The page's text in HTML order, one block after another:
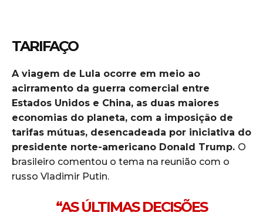
TARIFAÇO
A viagem de Lula ocorre em meio ao
acirramento da guerra comercial entre
Estados Unidos e China, as duas maiores
economias do planeta, com a imposição de
tarifas mútuas, desencadeada por iniciativa do
presidente norte-americano Donald Trump. O
brasileiro comentou o tema na reunião com o
russo Vladimir Putin.
“AS ÚLTIMAS DECISÕES